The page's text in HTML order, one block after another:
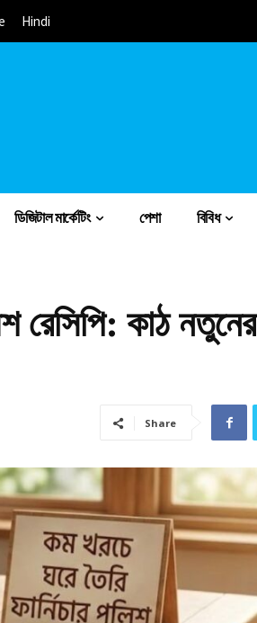
Hindi
ডিজিটাল মার্কেটিং পেশা বিবিধ
রেসিপি: কাঠ
Share